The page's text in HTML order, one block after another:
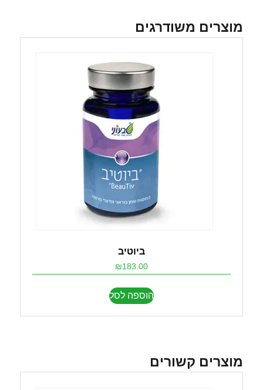
מוצרים משודרגים
ביוטיב
₪183.00
הוספה לסל
מוצרים קשורים